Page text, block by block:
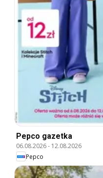
Pepco gazetka
06.08.2026- 12.08.2026
Pepco